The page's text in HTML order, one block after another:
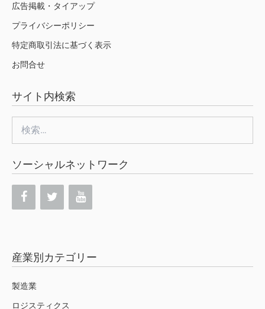
広告掲載・タイアップ
プライバシーポリシー
特定商取引法に基づく表示
お問合せ
サイト内検索
索:
ソーシャルネットワーク
産業別カテゴリー
製造業
ロジスティクス